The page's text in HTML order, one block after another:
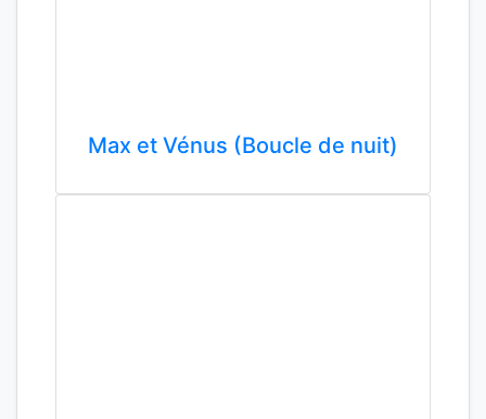
Max et Vénus (Boucle de nuit)